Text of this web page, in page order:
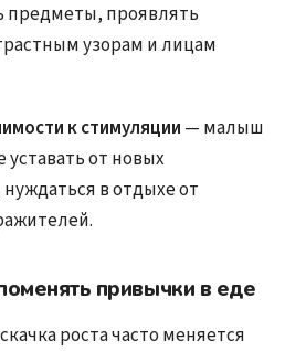
предметы, проявлять
узорам и лицам
к стимуляции — малыш
от новых
в отдыхе от
привычки в еде
роста часто меняется